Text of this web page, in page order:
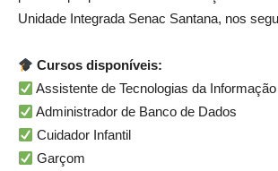
Unidade Integrada Senac Santana, nos
Cursos disponíveis:
Assistente de Tecnologias da Informação
Administrador de Banco de Dados
Cuidador Infantil
Garçom